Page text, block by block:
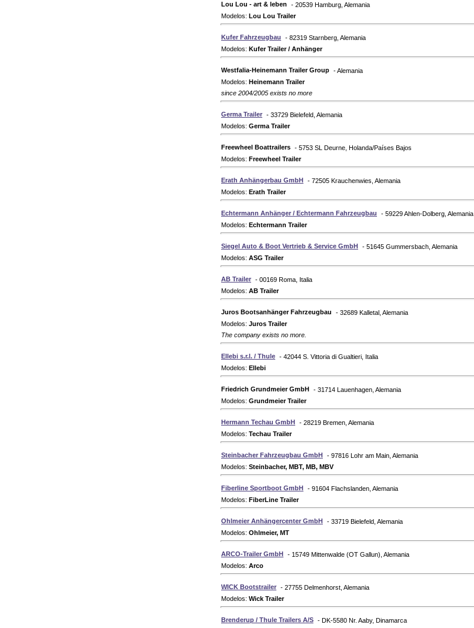
Lou Lou - art & leben
- 20539 Hamburg, Alemania
Modelos: Lou Lou Trailer
Kufer Fahrzeugbau
- 82319 Starnberg, Alemania
Modelos: Kufer Trailer / Anhänger
Westfalia-Heinemann Trailer Group - Alemania
Modelos: Heinemann Trailer
since 2004/2005 exists no more
Germa Trailer - 33729 Bielefeld, Alemania
Modelos: Germa Trailer
Freewheel Boattrailers - 5753 SL Deurne, Holanda/Países Bajos
Modelos: Freewheel Trailer
Erath Anhängerbau GmbH - 72505 Krauchenwies, Alemania
Modelos: Erath Trailer
Echtermann Anhänger / Echtermann Fahrzeugbau
- 59229 Ahlen-Dolberg, Alemania
Modelos: Echtermann Trailer
Siegel Auto & Boot Vertrieb & Service GmbH - 51645 Gummersbach, Alemania
Modelos: ASG Trailer
AB Trailer - 00169 Roma, Italia
Modelos: AB Trailer
Juros Bootsanhänger Fahrzeugbau
- 32689 Kalletal, Alemania
Modelos: Juros Trailer
The company exists no more.
Ellebi s.r.l. / Thule - 42044 S. Vittoria di Gualtieri, Italia
Modelos: Ellebi
Friedrich Grundmeier GmbH - 31714 Lauenhagen, Alemania
Modelos: Grundmeier Trailer
Hermann Techau GmbH - 28219 Bremen, Alemania
Modelos: Techau Trailer
Steinbacher Fahrzeugbau GmbH - 97816 Lohr am Main, Alemania
Modelos: Steinbacher, MBT, MB, MBV
Fiberline Sportboot GmbH - 91604 Flachslanden, Alemania
Modelos: FiberLine Trailer
Ohlmeier Anhängercenter GmbH - 33719 Bielefeld, Alemania
Modelos: Ohlmeier, MT
ARCO-Trailer GmbH - 15749 Mittenwalde (OT Gallun), Alemania
Modelos: Arco
WICK Bootstrailer - 27755 Delmenhorst, Alemania
Modelos: Wick Trailer
Brenderup / Thule Trailers A/S - DK-5580 Nr. Aaby, Dinamarca